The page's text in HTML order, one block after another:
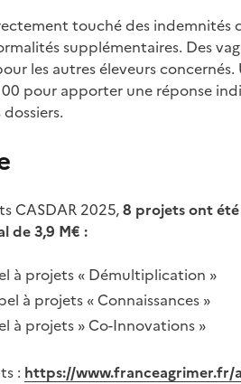
touché des
supplémentaires. Des
les autres éleveurs
pour apporter une réponse
CASDAR 2025,8 projets ont
de 3,9 M€ :
à projets « Démultiplication »
à projets « Connaissances »
à projets » Co-Innovations »
: https://www.franceagrimer.fr/